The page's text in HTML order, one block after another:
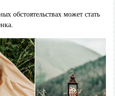
обстоятельствах может стать